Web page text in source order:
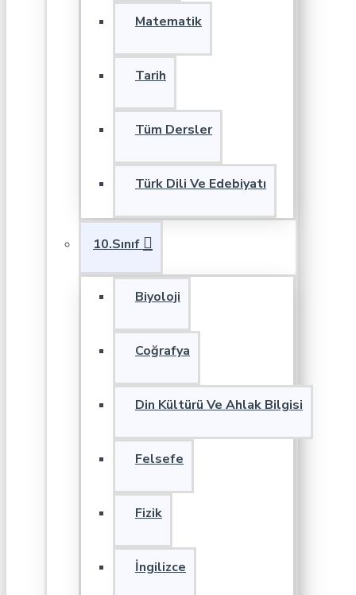
Matematik
Tarih
Tüm Dersler
Türk Dili Ve Edebiyatı
10.Sınıf
Biyoloji
Coğrafya
Din Kültürü Ve Ahlak Bilgisi
Felsefe
Fizik
İngilizce